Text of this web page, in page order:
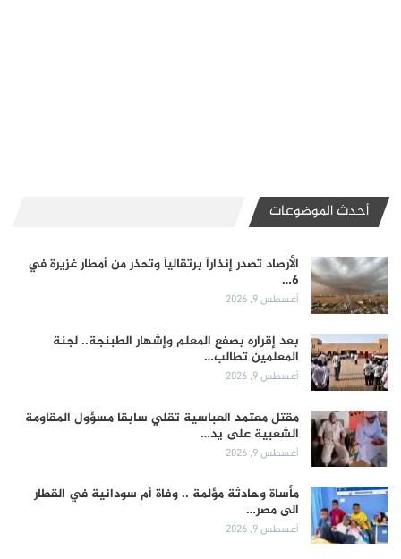
أحدث الموضوعات
الأرصاد تصدر إنذاراً برتقالياً وتحذر من أمطار غزيرة في
6…
أغسطس 9, 2026
بعد إقراره بصفع المعلم وإشهار الطبنجة.. لجنة
المعلمين تطالب…
أغسطس 9, 2026
مقتل معتمد العباسية تقلي سابقا مسؤول المقاومة
الشعبية على يد…
أغسطس 9, 2026
مأساة وحادثة مؤلمة .. وفاة أم سودانية في القطار
الى مصر…
أغسطس 9, 2026